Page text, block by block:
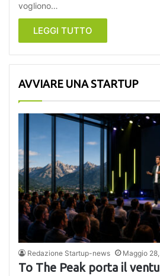
vogliono…
LEGGI TUTTO
AVVIARE UNA STARTUP
Redazione Startup-news Maggio
To The Peak porta il